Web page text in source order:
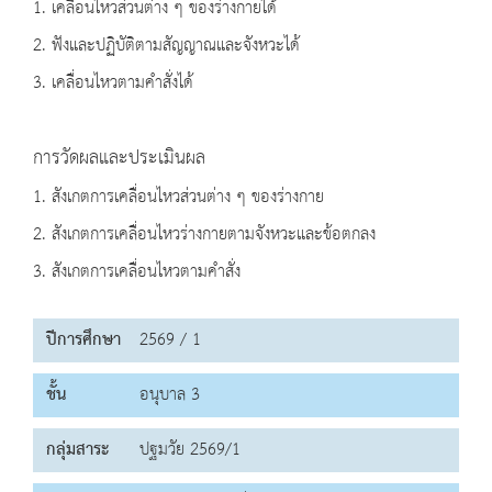
1. เคลื่อนไหวส่วนต่าง ๆ ของร่างกายได้
2. ฟังและปฏิบัติตามสัญญาณและจังหวะได้
3. เคลื่อนไหวตามคำสั่งได้
การวัดผลและประเมินผล
1. สังเกตการเคลื่อนไหวส่วนต่าง ๆ ของร่างกาย
2. สังเกตการเคลื่อนไหวร่างกายตามจังหวะและข้อตกลง
3. สังเกตการเคลื่อนไหวตามคำสั่ง
ปีการศึกษา 2569 / 1
ชั้น
อนุบาล 3
กลุ่มสาระ
ปฐมวัย 2569/1